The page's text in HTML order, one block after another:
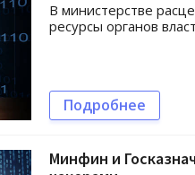
В министерстве
ресурсы органов
Подробнее
Минфин и